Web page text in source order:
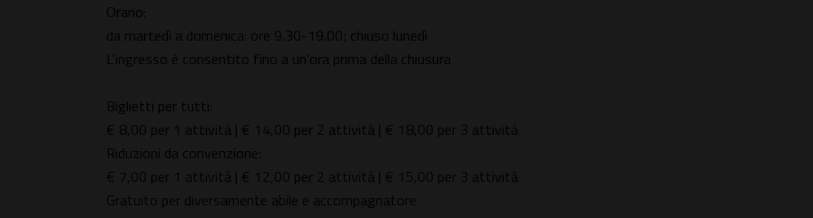
Orario:
da martedì a domenica: ore 9.30-19.00; chiuso lunedì
L'ingresso è consentito fino a un'ora prima della chiusura
Biglietti per tutti:
€ 8,00 per 1 attività | € 14,00 per 2 attività | € 18,00 per 3 attività
Riduzioni da convenzione:
€ 7,00 per 1 attività | € 12,00 per 2 attività | € 15,00 per 3 attività
Gratuito per diversamente abile e accompagnatore